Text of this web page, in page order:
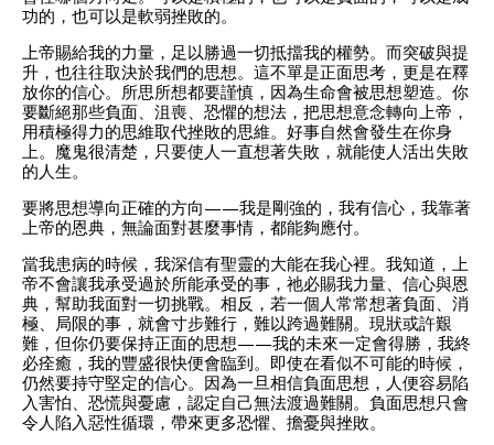
功的，也可以是軟弱挫敗的。
上帝賜給我的力量，足以勝過一切抵擋我的權勢。而突破與提
升，也往往取決於我們的思想。這不單是正面思考，更是在釋
放你的信心。所思所想都要謹慎，因為生命會被思想塑造。你
要斷絕那些負面、沮喪、恐懼的想法，把思想意念轉向上帝，
用積極得力的思維取代挫敗的思維。好事自然會發生在你身
上。魔鬼很清楚，只要使人一直想著失敗，就能使人活出失敗
的人生。
要將思想導向正確的方向——我是剛強的，我有信心，我靠著
上帝的恩典，無論面對甚麼事情，都能夠應付。
當我患病的時候，我深信有聖靈的大能在我心裡。我知道，上
帝不會讓我承受過於所能承受的事，祂必賜我力量、信心與恩
典，幫助我面對一切挑戰。相反，若一個人常常想著負面、消
極、局限的事，就會寸步難行，難以跨過難關。現狀或許艱
難，但你仍要保持正面的思想——我的未來一定會得勝，我終
必痊癒，我的豐盛很快便會臨到。即使在看似不可能的時候，
仍然要持守堅定的信心。因為一旦相信負面思想，人便容易陷
入害怕、恐慌與憂慮，認定自己無法渡過難關。負面思想只會
令人陷入惡性循環，帶來更多恐懼、擔憂與挫敗。